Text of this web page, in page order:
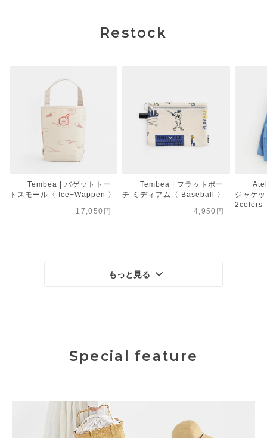
Restock
Tembea | バゲットトー
トスモール〈 Ice+Wappen 〉
17,050円
Tembea | フラットポー
チ ミディアム〈 Baseball 〉
4,950円
ジャケ
2colors
もっと見る
Special feature